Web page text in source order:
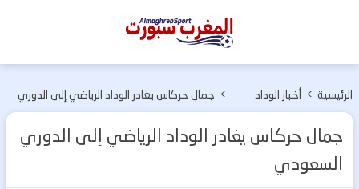
المغرب
الرئيسية > أخبار الوداد
> جمال حركاس يغادر الوداد الرياضي إلى الدوري
جمال حركاس يغادر الوداد الرياضي إلى الدوري
السعودي